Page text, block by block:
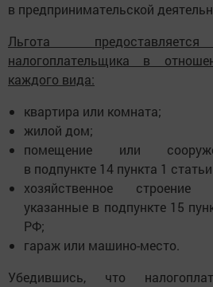
в предпринимательской
Льгота
налогоплательщика в
каждого вида:
квартира или комната;
жилой дом;
помещение или
в подпункте 14 пункта 1
хозяйственное
указанные в подпункте 15
РФ;
гараж или машино-место.
Убедившись, что